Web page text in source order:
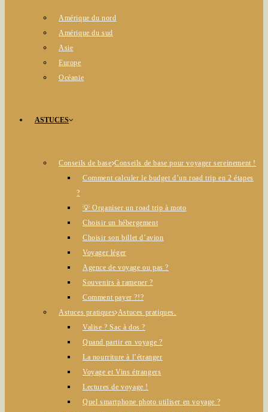
Amérique du nord
Amérique du sud
Asie
Europe
Océanie
ASTUCES
Conseils de base Conseils de base pour voyager sereinement !
Comment calculer le budget d’un road trip en 2 étapes
?
💡 Organiser un road trip à moto
Choisir un hébergement
Choisir son billet d’avion
Voyager léger
Agence de voyage ou pas ?
Souvenirs à ramener ?
Comment payer ?!?
Astuces pratiques Astuces pratiques.
Valise ? Sac à dos ?
Quand partir en voyage ?
La nourriture à l’étranger
Voyage et Vins étrangers
Lectures de voyage !
Quel smartphone photo utiliser en voyage ?